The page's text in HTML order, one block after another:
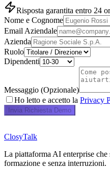
Risposta garantita entro 24
Nome e Cognome
Email Aziendale
Azienda
Ruolo
Dipendenti
Messaggio (Opzionale)
Ho letto e accetto la Privacy
Invia Richiesta Demo
ClosyTalk
La piattaforma AI enterprise
formazione e senza interruzioni.